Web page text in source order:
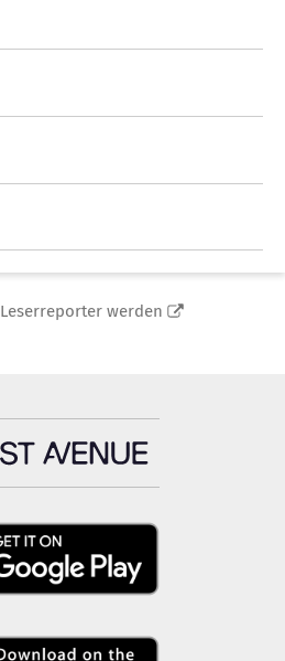
Leserreporter werden